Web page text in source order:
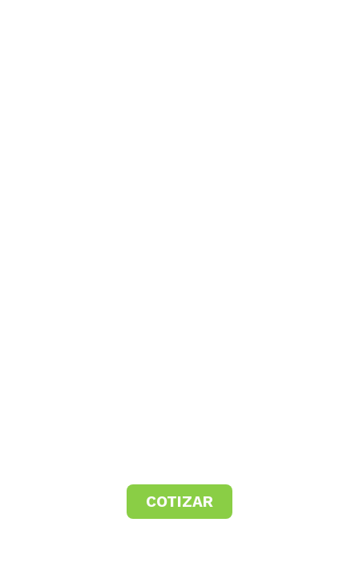
COTIZAR